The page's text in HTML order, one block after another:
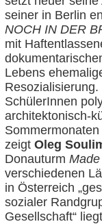
seiner in Berlin
NOCH IN DER
mit
Lebens
SchülerInnen
architektonisch-
zeigt Oleg
Donauturm
verschiedenen
in Österreich
sozialer
Gesellschaft“